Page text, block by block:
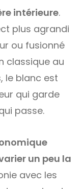
intérieure.
plus agrandi
ou fusionné
classique au
le blanc est
qui garde
passe.
un peu la
avec les